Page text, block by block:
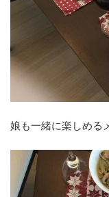
娘も一緒に楽しめる